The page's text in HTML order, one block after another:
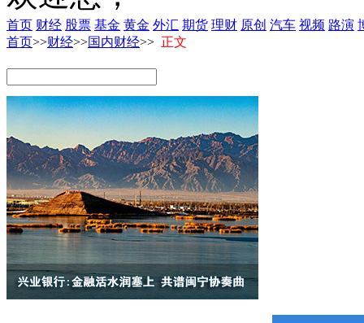
首页 财经 股票 基金 黄金 外汇 期货 理财 原创 汽车 视频 路演
首页>>财经>>国内财经>> 正文